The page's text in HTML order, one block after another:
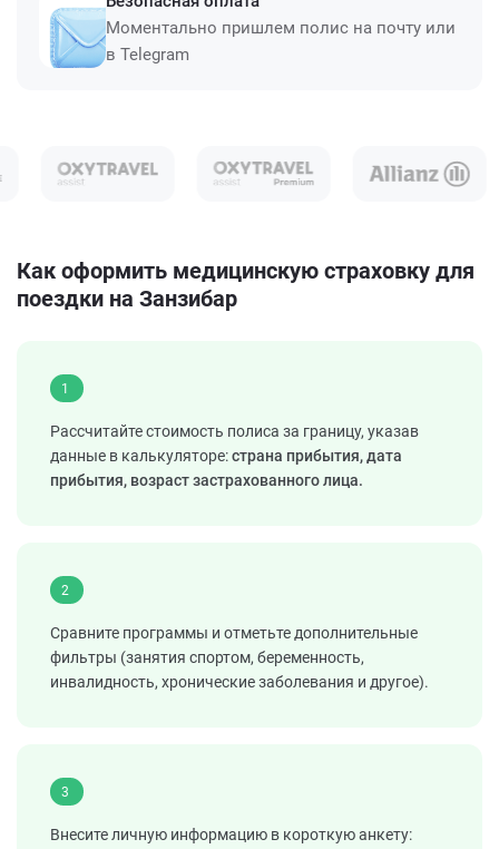
Моментально пришлем полис на почту или
в Telegram
Как оформить медицинскую страховку для
поездки на Занзибар
1
Рассчитайте стоимость полиса за границу, указав
данные в калькуляторе:страна прибытия, дата
прибытия, возраст застрахованного лица.
2
Сравните программы и отметьте дополнительные
фильтры (занятия спортом, беременность,
инвалидность, хронические заболевания и другое).
3
Внесите личную информацию в короткую анкету: